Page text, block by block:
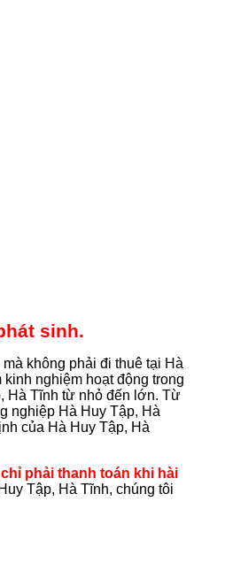
sinh.
không phải đi thuê tại Hà
nghiệm hoạt động trong
Hà Tĩnh từ nhỏ đến lớn. Từ
nghiệp Hà Huy Tập, Hà
của Hà Huy Tập, Hà
phải thanh toán khi hài
Tập, Hà Tĩnh, chúng tôi